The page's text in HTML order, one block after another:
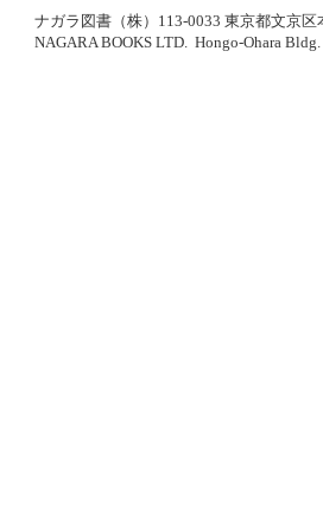
ナガラ図書（株）113-0033 東京都文京
NAGARA BOOKS LTD. Hongo-Ohara